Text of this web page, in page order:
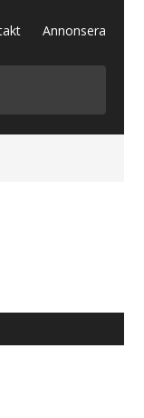
Annonsera